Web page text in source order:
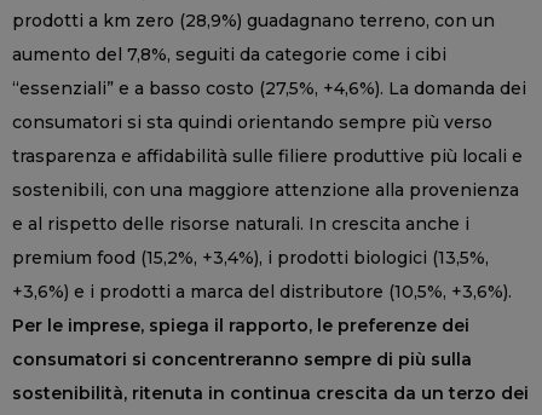
prodotti a km zero (28,9%) guadagnano terreno, con un
aumento del 7,8%, seguiti da categorie come i cibi
“essenziali” e a basso costo (27,5%, +4,6%). La domanda dei
consumatori si sta quindi orientando sempre più verso
trasparenza e affidabilità sulle filiere produttive più locali e
sostenibili, con una maggiore attenzione alla provenienza
e al rispetto delle risorse naturali. In crescita anche i
premium food (15,2%, +3,4%), i prodotti biologici (13,5%,
+3,6%) e i prodotti a marca del distributore (10,5%, +3,6%).
Per le imprese, spiega il rapporto, le preferenze dei
consumatori si concentreranno sempre di più sulla
sostenibilità, ritenuta in continua crescita da un terzo dei